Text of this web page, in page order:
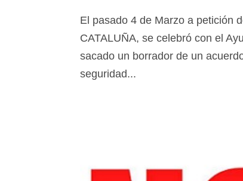
El pasado 4 de Marzo a petición
CATALUÑA, se celebró con el
sacado un borrador de un
seguridad...